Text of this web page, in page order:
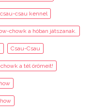
csau kennel
chowk a hóban játszanak.
Csau-Csau
a tél örömeit!